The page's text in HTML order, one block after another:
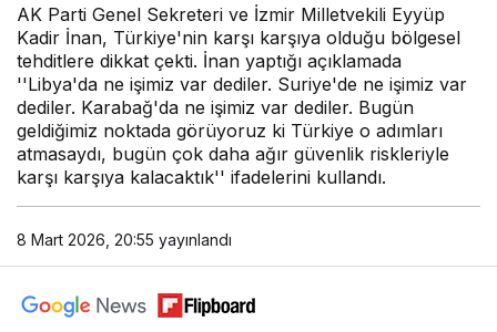
AK Parti Genel Sekreteri ve İzmir Milletvekili Eyyüp
Kadir İnan, Türkiye'nin karşı karşıya olduğu bölgesel
tehditlere dikkat çekti. İnan yaptığı açıklamada
''Libya'da ne işimiz var dediler. Suriye'de ne işimiz var
dediler. Karabağ'da ne işimiz var dediler. Bugün
geldiğimiz noktada görüyoruz ki Türkiye o adımları
atmasaydı, bugün çok daha ağır güvenlik riskleriyle
karşı karşıya kalacaktık'' ifadelerini kullandı.
8 Mart 2026, 20:55 yayınlandı